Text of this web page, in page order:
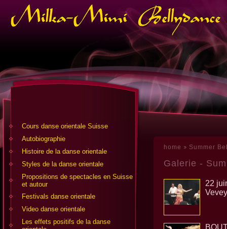
Cours danse orientale Suisse
Аutobiographie
Histoire de la danse orientale
Styles de la danse orientale
Propositions de spectacles en Suisse
et autour
Festivals danse orientale
Video danse orientale
Les effets positifs de la danse
home Summer
Galerie -
22
Vevey